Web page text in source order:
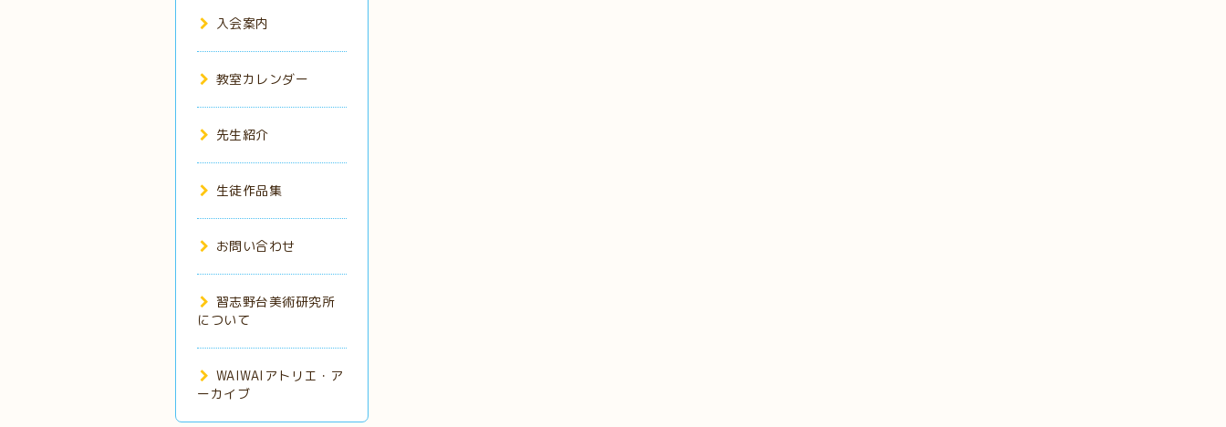
入会案内
教室カレンダー
先生紹介
生徒作品集
お問い合わせ
習志野台美術研究所
について
WAIWAIアトリエ・ア
ーカイブ